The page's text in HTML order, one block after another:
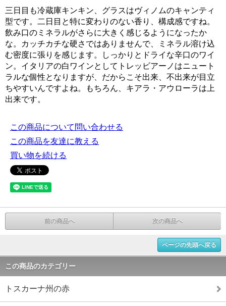
三日目も冷蔵庫キンキン、グラスはヴィノムのキャンティ
型です。二日目と特に変わりのない香り、構成感ですね。
飲み口のミネラルがさらに大きく感じるようになったか
な。カッチカチな硬さではありませんで、ミネラル溶け込
む密度に張りを感じます。しっかりとドライな辛口のワイ
ン。イタリアの白ワインとしてトレッビアーノはニュート
ラルな個性となりますが、だからこそ出来、不出来が目立
ちやすいんですよね。もちろん、キアラ・アウローラは上
出来です。
この商品について問い合わせる
この商品を友達に教える
買い物を続ける
前の商品へ 次の商品へ
ページの先頭へ戻る
この商品のカテゴリー
トスカーナ州の赤